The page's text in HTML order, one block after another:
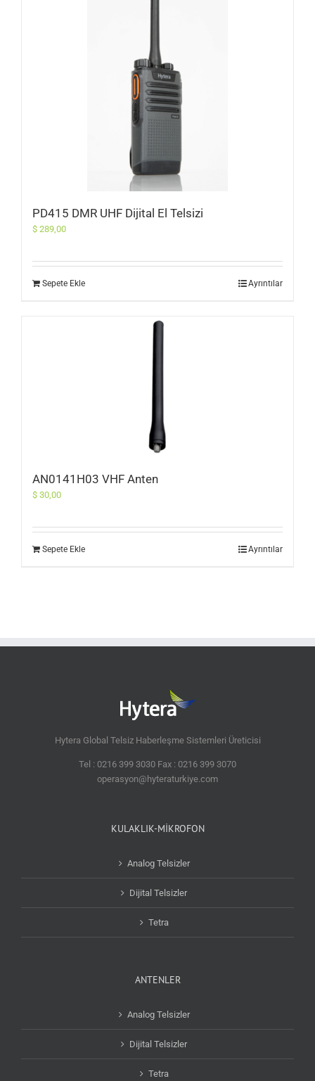
PD415 DMR UHF Dijital El Telsizi
$ 289,00
Sepete Ekle Ayrıntılar
AN0141H03 VHF Anten
$ 30,00
Sepete Ekle Ayrıntılar
Hytera Global Telsiz Haberleşme Sistemleri Üreticisi
Tel : 0216 399 3030 Fax : 0216 399 3070
operasyon@hyteraturkiye.com
KULAKLIK-MİKROFON
Analog Telsizler
Dijital Telsizler
Tetra
ANTENLER
Analog Telsizler
Dijital Telsizler
Tetra